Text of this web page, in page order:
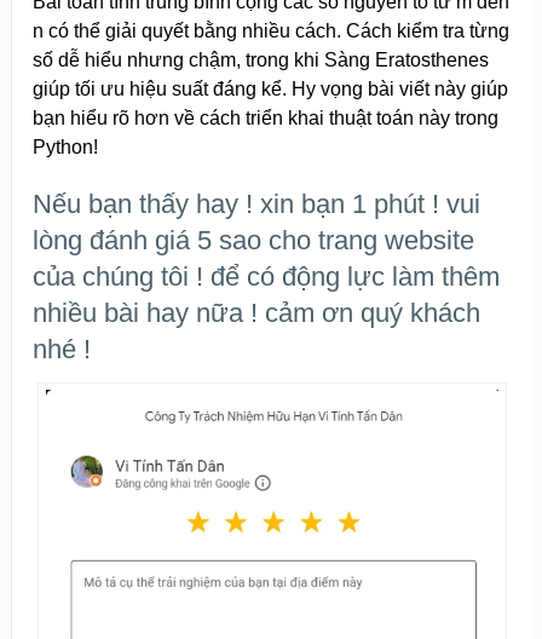
n có thể giải quyết bằng nhiều cách. Cách kiểm tra từng
số dễ hiểu nhưng chậm, trong khi Sàng Eratosthenes
giúp tối ưu hiệu suất đáng kể. Hy vọng bài viết này giúp
bạn hiểu rõ hơn về cách triển khai thuật toán này trong
Python!
Nếu bạn thấy hay ! xin bạn 1 phút ! vui
lòng đánh giá 5 sao cho trang website
của chúng tôi ! để có động lực làm thêm
nhiều bài hay nữa ! cảm ơn quý khách
nhé !